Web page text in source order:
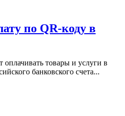
по QR-коду в
товары и услуги в
банковского счета...